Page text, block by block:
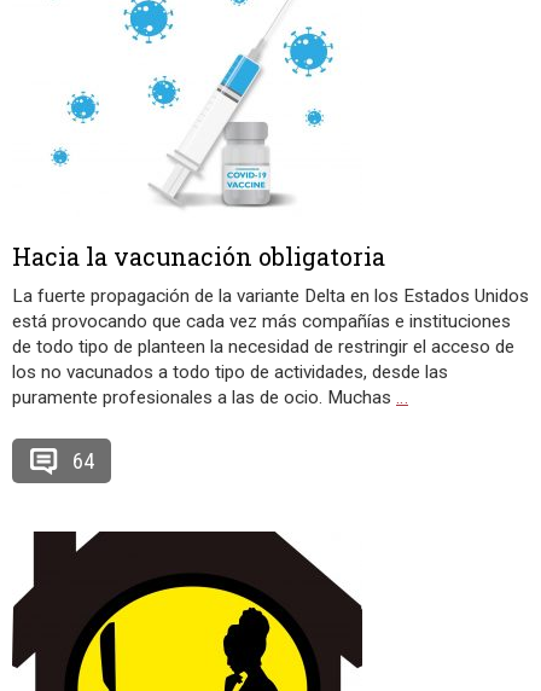
Hacia la vacunación obligatoria
La fuerte propagación de la variante Delta en los Estados Unidos
está provocando que cada vez más compañías e instituciones
de todo tipo de planteen la necesidad de restringir el acceso de
los no vacunados a todo tipo de actividades, desde las
puramente profesionales a las de ocio. Muchas …
64